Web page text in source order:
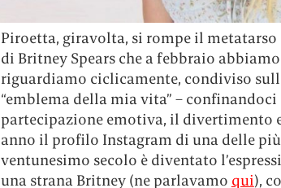
Piroetta, giravolta, si rompe il metatarso
di Britney Spears che a febbraio
riguardiamo ciclicamente, condiviso
“emblema della mia vita” –
partecipazione emotiva, il divertimento
anno il profilo Instagram di una delle
ventunesimo secolo è diventato
una strana Britney (ne parlavamo qui),